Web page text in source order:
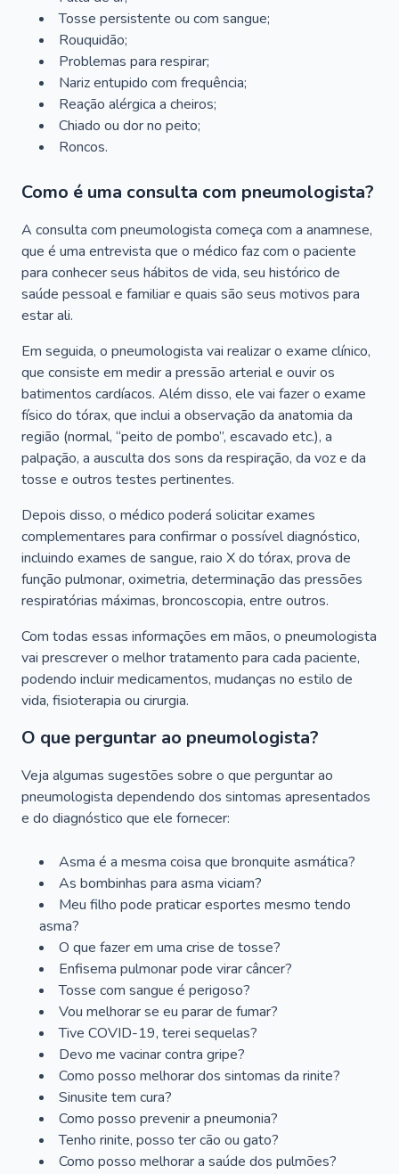
Tosse persistente ou com sangue;
Rouquidão;
Problemas para respirar;
Nariz entupido com frequência;
Reação alérgica a cheiros;
Chiado ou dor no peito;
Roncos.
Como é uma consulta com pneumologista?
A consulta com pneumologista começa com a anamnese,
que é uma entrevista que o médico faz com o paciente
para conhecer seus hábitos de vida, seu histórico de
saúde pessoal e familiar e quais são seus motivos para
estar ali.
Em seguida, o pneumologista vai realizar o exame clínico,
que consiste em medir a pressão arterial e ouvir os
batimentos cardíacos. Além disso, ele vai fazer o exame
físico do tórax, que inclui a observação da anatomia da
região (normal, “peito de pombo”, escavado etc.), a
palpação, a ausculta dos sons da respiração, da voz e da
tosse e outros testes pertinentes.
Depois disso, o médico poderá solicitar exames
complementares para confirmar o possível diagnóstico,
incluindo exames de sangue, raio X do tórax, prova de
função pulmonar, oximetria, determinação das pressões
respiratórias máximas, broncoscopia, entre outros.
Com todas essas informações em mãos, o pneumologista
vai prescrever o melhor tratamento para cada paciente,
podendo incluir medicamentos, mudanças no estilo de
vida, fisioterapia ou cirurgia.
O que perguntar ao pneumologista?
Veja algumas sugestões sobre o que perguntar ao
pneumologista dependendo dos sintomas apresentados
e do diagnóstico que ele fornecer:
Asma é a mesma coisa que bronquite asmática?
As bombinhas para asma viciam?
Meu filho pode praticar esportes mesmo tendo
asma?
O que fazer em uma crise de tosse?
Enfisema pulmonar pode virar câncer?
Tosse com sangue é perigoso?
Vou melhorar se eu parar de fumar?
Tive COVID-19, terei sequelas?
Devo me vacinar contra gripe?
Como posso melhorar dos sintomas da rinite?
Sinusite tem cura?
Como posso prevenir a pneumonia?
Tenho rinite, posso ter cão ou gato?
Como posso melhorar a saúde dos pulmões?